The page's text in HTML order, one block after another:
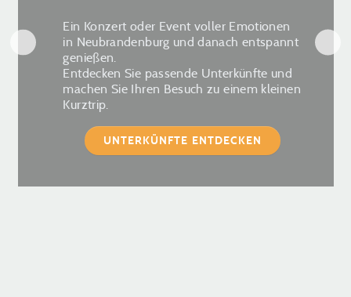
Ein Konzert oder Event voller Emotionen
in Neubrandenburg und danach entspannt
genießen.
Entdecken Sie passende Unterkünfte und
machen Sie Ihren Besuch zu einem kleinen
Kurztrip.
UNTERKÜNFTE ENTDECKEN